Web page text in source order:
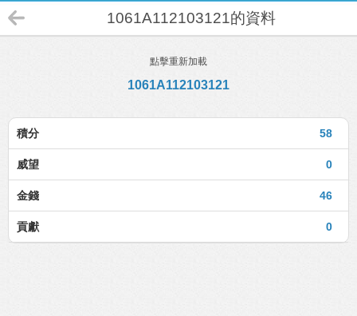
1061A112103121的資料
點擊重新加載
1061A112103121
58
積分
0
威望
46
金錢
0
貢獻